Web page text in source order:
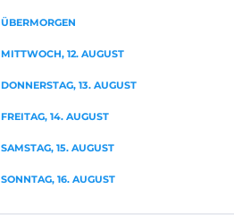
ÜBERMORGEN
MITTWOCH, 12. AUGUST
DONNERSTAG, 13. AUGUST
FREITAG, 14. AUGUST
SAMSTAG, 15. AUGUST
SONNTAG, 16. AUGUST